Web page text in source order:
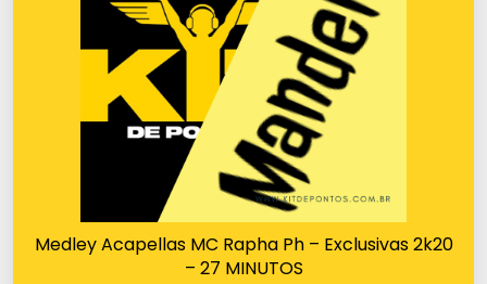
Medley Acapellas MC Rapha Ph – Exclusivas 2k20
– 27 MINUTOS